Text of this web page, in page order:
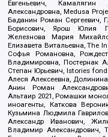
Евгеньевич,
Александровна, Medusa
Баданин Роман Сергеевич,
Борисович, Ярош Юлия
Железнова Мария
Елизавета Витальевна, The
Софья Романовна,
Владимировна, Постернак
Степан Юрьевич, Istories
Алеся Алексеевна,
Анин Роман
Альтаир 2021, Ромашки
иноагенты, Каткова
Кузьмина Людмила
Александр Иванович,
Владимир Александрович,